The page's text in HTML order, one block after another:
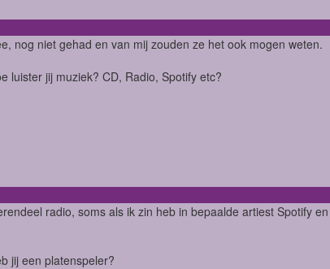
nog niet gehad en van mij zouden ze het ook mogen weten.
luister jij muziek? CD, Radio, Spotify etc?
radio, soms als ik zin heb in bepaalde artiest Spotify
jij een platenspeler?